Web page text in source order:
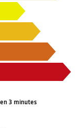
3 minutes